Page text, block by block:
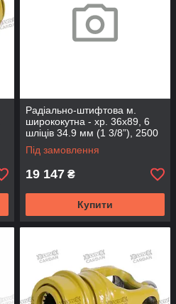
Радіально-штифтова м.
ширококутна - хр. 36х89, 6
шліців 34.9 мм (1 3/8”), 2500
Нм (RCWAJ3689-6-2500)
Під замовлення
19 147 ₴
Купити